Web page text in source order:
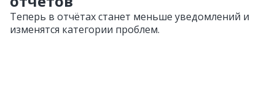
Теперь в отчётах станет меньше уведомлений и
изменятся категории проблем.